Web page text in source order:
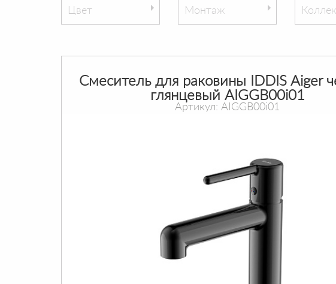
Цвет Монтаж
Cмеситель для раковины IDDIS Aiger
глянцевый AIGGB00i01
Артикул: AIGGB00i01